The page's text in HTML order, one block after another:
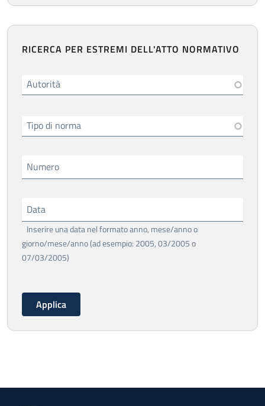
RICERCA PER ESTREMI DELL'ATTO NORMATIVO
Autorità
Tipo di norma
Numero
Data
Inserire una data nel formato anno, mese/anno o
giorno/mese/anno (ad esempio: 2005, 03/2005 o
07/03/2005)